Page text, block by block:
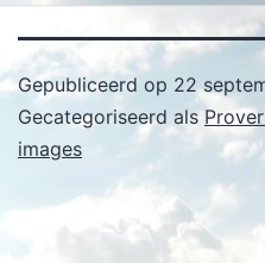
Gepubliceerd op 22
Gecategoriseerd als
images